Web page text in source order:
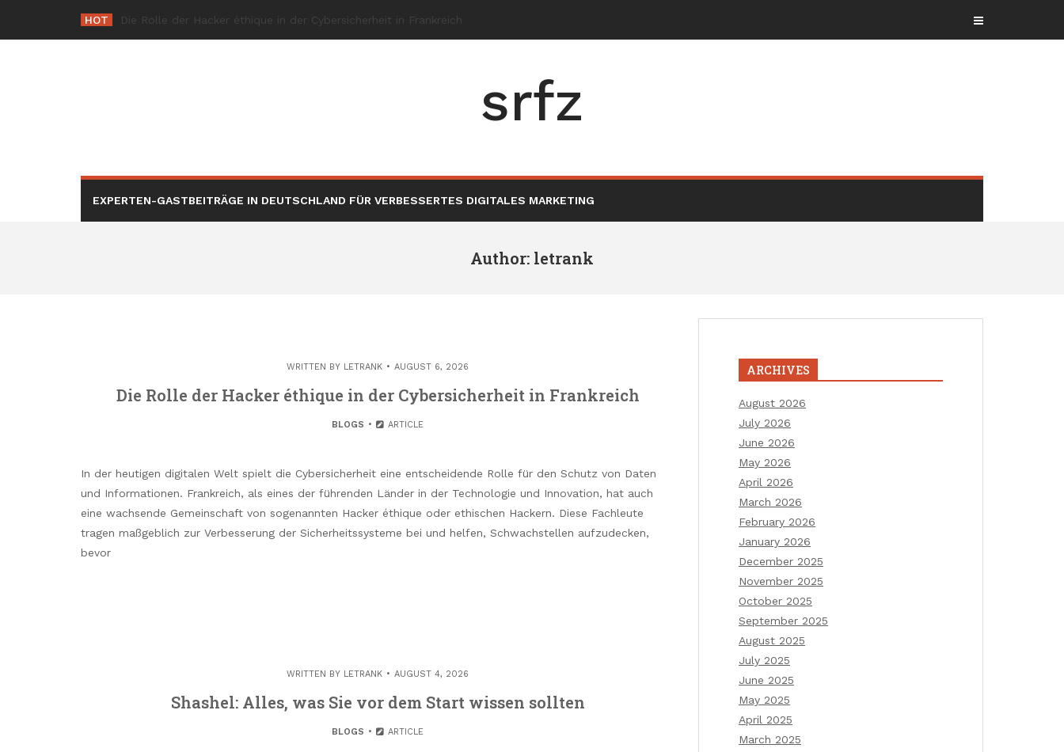
content
HOT Shashel: Alles, _
srfz
EXPERTEN-GASTBEITRÄGE IN DEUTSCHLAND FÜR VERBESSERTES DIGITALES MARKETING
Author: letrank
WRITTEN BY LETRANK AUGUST 6, 2026
Die Rolle der Hacker éthique in der Cybersicherheit in Frankreich
BLOGS ARTICLE
In der heutigen digitalen Welt spielt die Cybersicherheit eine entscheidende Rolle für den Schutz von Daten
und Informationen. Frankreich, als eines der führenden Länder in der Technologie und Innovation, hat auch
eine wachsende Gemeinschaft von sogenannten Hacker éthique oder ethischen Hackern. Diese Fachleute
tragen maßgeblich zur Verbesserung der Sicherheitssysteme bei und helfen, Schwachstellen aufzudecken,
bevor
WRITTEN BY LETRANK AUGUST 4, 2026
Shashel: Alles, was Sie vor dem Start wissen sollten
BLOGS ARTICLE
ARCHIVES
August 2026
July 2026
June 2026
May 2026
April 2026
March 2026
February 2026
January 2026
December 2025
November 2025
October 2025
September 2025
August 2025
July 2025
June 2025
May 2025
April 2025
March 2025